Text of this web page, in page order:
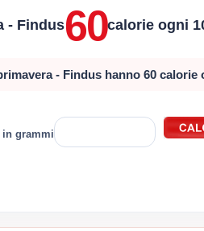
- Findus60calorie ogni
- Findus hanno 60 calorie
grammi